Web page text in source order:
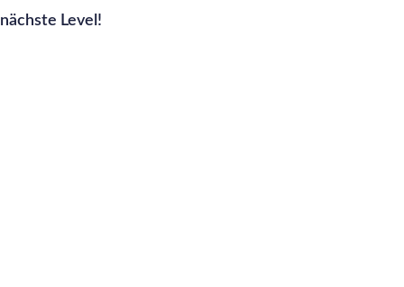
nächste Level!